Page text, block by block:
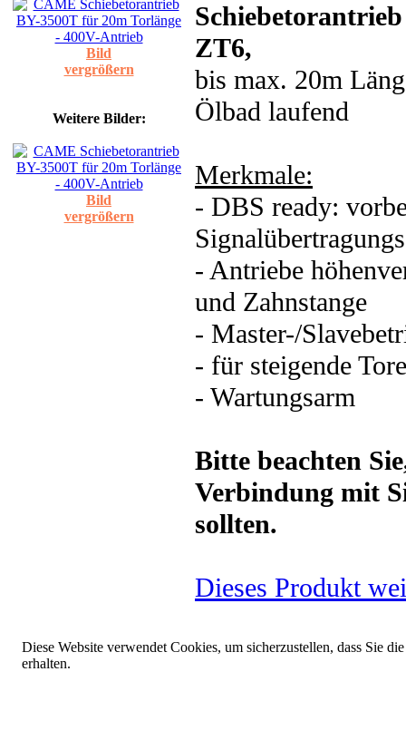
Bild
vergrößern
Weitere Bilder:
Bild
vergrößern
ZT6,
bis max. 20m
Ölbad laufend
Merkmale:
- DBS ready:
- Antriebe
und Zahnstange
- Master-/
- für steigende
- Wartungsarm
Bitte beachten
Verbindung mit
sollten.
Dieses Produkt
Diese Website verwendet Cookies, um sicherzustellen, dass Sie
erhalten.